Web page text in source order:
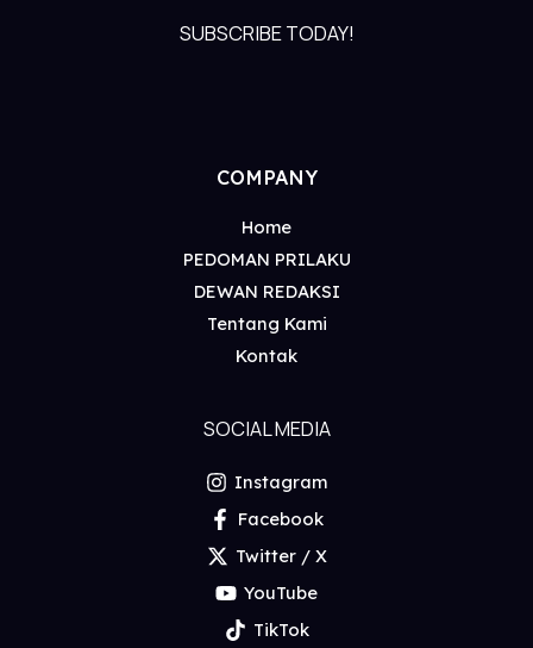
SUBSCRIBE TODAY!
COMPANY
Home
PEDOMAN PRILAKU
DEWAN REDAKSI
Tentang Kami
Kontak
SOCIAL MEDIA
Instagram
Facebook
Twitter / X
YouTube
TikTok